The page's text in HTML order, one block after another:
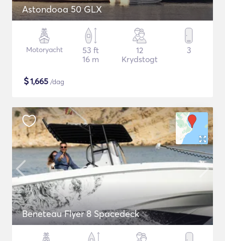
Astondooa 50 GLX
Motoryacht
53 ft
16 m
12
Krydstogt
3
$1,665 /dag
Beneteau Flyer 8 Spacedeck